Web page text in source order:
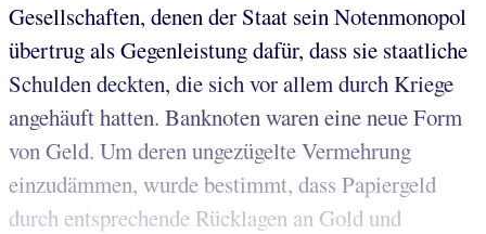
Gesellschaften, denen der Staat sein Notenmonopol
übertrug als Gegenleistung dafür, dass sie staatliche
Schulden deckten, die sich vor allem durch Kriege
angehäuft hatten. Banknoten waren eine neue Form
von Geld. Um deren ungezügelte Vermehrung
einzudämmen, wurde bestimmt, dass Papiergeld
durch entsprechende Rücklagen an Gold und